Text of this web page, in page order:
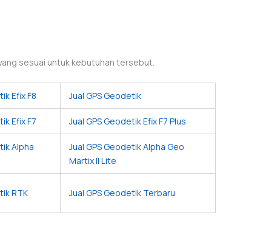
sesuai untuk kebutuhan tersebut.
Efix F8 Jual GPS Geodetik
Efix F7 Jual GPS Geodetik Efix F7 Plus
Alpha
Jual GPS Geodetik Alpha Geo
Martix II Lite
RTK Jual GPS Geodetik Terbaru